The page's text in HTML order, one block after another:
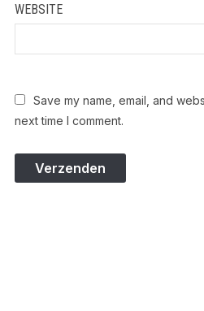
WEBSITE
Save my name, email, and
next time I comment.